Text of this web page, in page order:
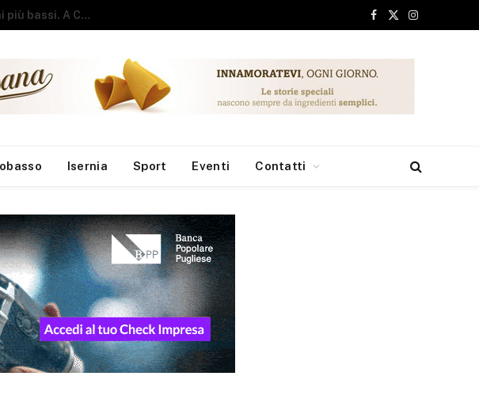
Vendeva pizza e kebab senza autorizzazioni amministrative, chiuso locale del centro
Facebook
X
Instagram
Isernia Sport Eventi Contatti